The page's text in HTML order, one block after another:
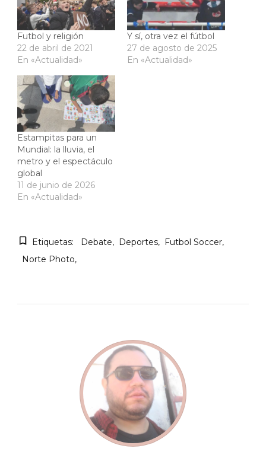
Futbol y religión
22 de abril de 2021
En «Actualidad»
Y sí, otra vez el fútbol
27 de agosto de 2025
En «Actualidad»
Estampitas para un
Mundial: la lluvia, el
metro y el espectáculo
global
11 de junio de 2026
En «Actualidad»
Etiquetas: Debate Deportes
Futbol Soccer
Norte Photo